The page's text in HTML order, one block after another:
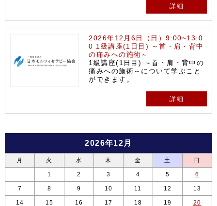
詳細
2026年12月6日（日）9:00~13:0
0 1級講座(1日目) ～首・肩・背中
の痛みへの施術～
1級講座(1日目) ～首・肩・背中の
痛みへの施術～について学ぶこと
ができます。
詳細
2026年12月
月 火 水 木 金 土 日
1 2 3 4 5 6
7 8 9 10 11 12 13
14 15 16 17 18 19 20